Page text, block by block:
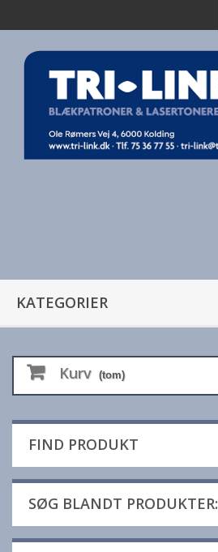
KATEGORIER
Kurv (tom)
FIND PRODUKT
SØG BLANDT PRODUKTER: